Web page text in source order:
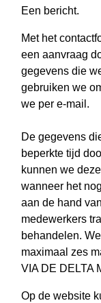
Een bericht.
Met het
een aanvraag
gegevens die
gebruiken we
we per e-mail.
De gegevens
beperkte tijd
kunnen we
wanneer het
aan de hand
medewerkers
behandelen.
maximaal zes
VIA DE DELTA
Op de website